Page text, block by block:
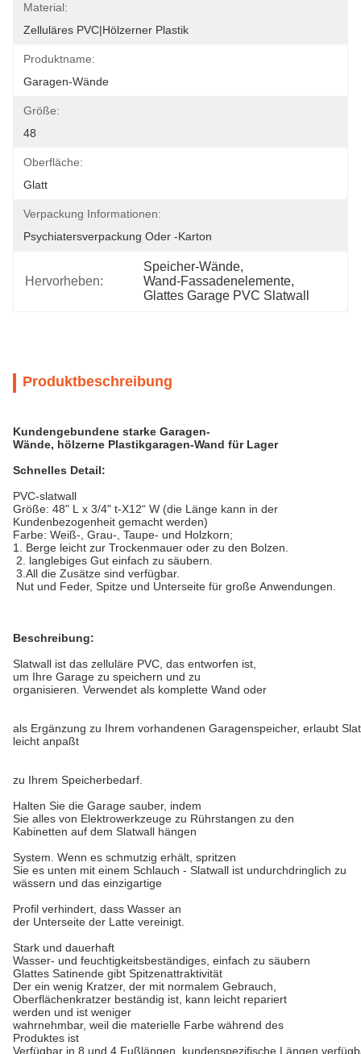
Material:
Zelluläres PVC|Hölzerner Plastik
Produktname:
Garagen-Wände
Größe:
48
Oberfläche:
Glatt
Verpackung Informationen:
Psychiatersverpackung Oder -karton
Hervorheben:
Speicher-Wände,
Wand-Fassadenelemente,
Glattes Garage PVC Slatwall
Produktbeschreibung
Kundengebundene starke Garagen-
Wände, hölzerne Plastikgaragen-Wand für Lager
Schnelles Detail:
PVC-slatwall
Größe: 48" L x 3/4" t-X12“ W (die Länge kann in der
Kundenbezogenheit gemacht werden)
Farbe: Weiß-, Grau-, Taupe- und Holzkorn;
1. Berge leicht zur Trockenmauer oder zu den Bolzen.
2. langlebiges Gut einfach zu säubern.
3.All die Zusätze sind verfügbar.
Nut und Feder, Spitze und Unterseite für große Anwendungen.
Beschreibung:
Slatwall ist das zelluläre PVC, das entworfen ist,
um Ihre Garage zu speichern und zu
organisieren. Verwendet als komplette Wand oder
als Ergänzung zu Ihrem vorhandenen Garagenspeicher, erlaubt
leicht anpaßt
zu Ihrem Speicherbedarf.
Halten Sie die Garage sauber, indem
Sie alles von Elektrowerkzeuge zu Rührstangen zu den
Kabinetten auf dem Slatwall hängen
System. Wenn es schmutzig erhält, spritzen
Sie es unten mit einem Schlauch - Slatwall ist undurchdringlich zu
wässern und das einzigartige
Profil verhindert, dass Wasser an
der Unterseite der Latte vereinigt.
Stark und dauerhaft
Wasser- und feuchtigkeitsbeständiges, einfach zu säubern
Glattes Satinende gibt Spitzenattraktivität
Der ein wenig Kratzer, der mit normalem Gebrauch,
Oberflächenkratzer beständig ist, kann leicht repariert
werden und ist weniger
wahrnehmbar, weil die materielle Farbe während des
Produktes ist
Verfügbar in 8 und 4 Fußlängen, kundenspezifische Längen